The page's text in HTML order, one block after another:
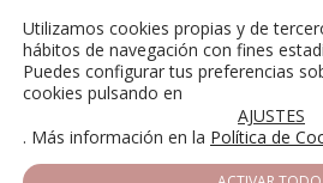
Utilizamos cookies propias y de
hábitos de navegación con fines
Puedes configurar tus preferencias
cookies pulsando en
AJUSTES
. Más información en la Política de